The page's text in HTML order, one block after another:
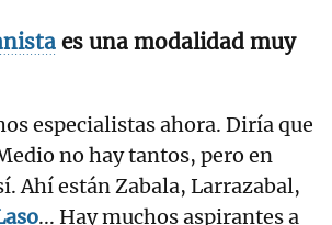
es una modalidad muy
especialistas ahora. Diría que
no hay tantos, pero en
Ahí están Zabala, Larrazabal,
... Hay muchos aspirantes a